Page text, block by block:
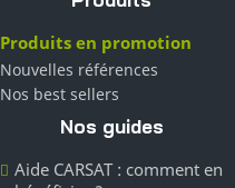
Produits en promotion
Nouvelles références
Nos best sellers
Nos guides
Aide CARSAT : comment en